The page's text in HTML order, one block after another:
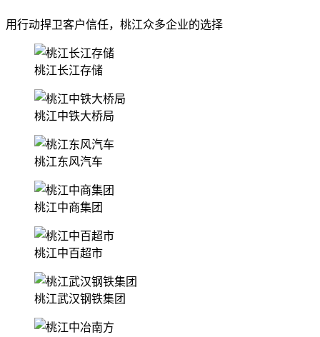
用行动捍卫客户信任，桃江众多企业的选择
桃江长江存储
桃江中铁大桥局
桃江东风汽车
桃江中商集团
桃江中百超市
桃江武汉钢铁集团